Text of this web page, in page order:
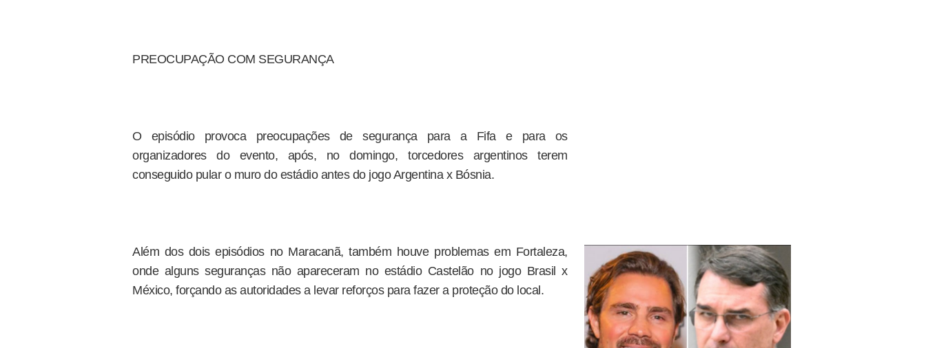
PREOCUPAÇÃO COM SEGURANÇA
O episódio provoca preocupações de segurança para a Fifa e para os
organizadores do evento, após, no domingo, torcedores argentinos terem
conseguido pular o muro do estádio antes do jogo Argentina x Bósnia.
Além dos dois episódios no Maracanã, também houve problemas em Fortaleza,
onde alguns seguranças não apareceram no estádio Castelão no jogo Brasil x
México, forçando as autoridades a levar reforços para fazer a proteção do local.